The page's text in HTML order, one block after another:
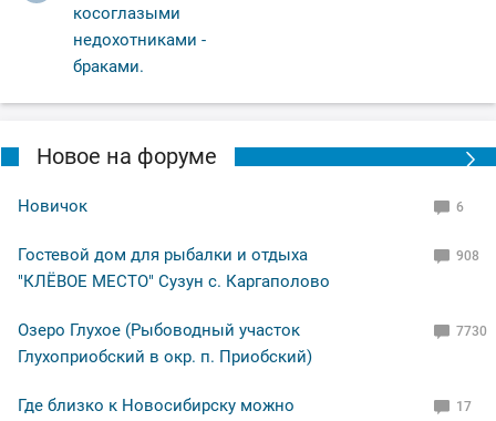
косоглазыми
недохотниками -
браками.
Новое на форуме
Новичок 6
Гостевой дом для рыбалки и отдыха
"КЛЁВОЕ МЕСТО" Сузун с. Каргаполово
908
Озеро Глухое (Рыбоводный участок
Глухоприобский в окр. п. Приобский)
7730
Где близко к Новосибирску можно
17